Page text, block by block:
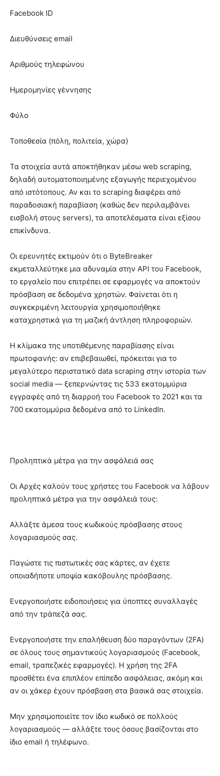
Facebook ID
Διευθύνσεις email
Αριθμούς τηλεφώνου
Ημερομηνίες γέννησης
Φύλο
Τοποθεσία (πόλη, πολιτεία, χώρα)
Τα στοιχεία αυτά αποκτήθηκαν μέσω web scraping,
δηλαδή αυτοματοποιημένης εξαγωγής περιεχομένου
από ιστότοπους. Αν και το scraping διαφέρει από
παραδοσιακή παραβίαση (καθώς δεν περιλαμβάνει
εισβολή στους servers), τα αποτελέσματα είναι εξίσου
επικίνδυνα.
Οι ερευνητές εκτιμούν ότι ο ByteBreaker
εκμεταλλεύτηκε μια αδυναμία στην API του Facebook,
το εργαλείο που επιτρέπει σε εφαρμογές να αποκτούν
πρόσβαση σε δεδομένα χρηστών. Φαίνεται ότι η
συγκεκριμένη λειτουργία χρησιμοποιήθηκε
καταχρηστικά για τη μαζική άντληση πληροφοριών.
Η κλίμακα της υποτιθέμενης παραβίασης είναι
πρωτοφανής: αν επιβεβαιωθεί, πρόκειται για το
μεγαλύτερο περιστατικό data scraping στην ιστορία των
social media — ξεπερνώντας τις 533 εκατομμύρια
εγγραφές από τη διαρροή του Facebook το 2021 και τα
700 εκατομμύρια δεδομένα από το LinkedIn.
Προληπτικά μέτρα για την ασφάλειά σας
Οι Αρχές καλούν τους χρήστες του Facebook να λάβουν
προληπτικά μέτρα για την ασφάλειά τους:
Αλλάξτε άμεσα τους κωδικούς πρόσβασης στους
λογαριασμούς σας.
Παγώστε τις πιστωτικές σας κάρτες, αν έχετε
οποιαδήποτε υποψία κακόβουλης πρόσβασης.
Ενεργοποιήστε ειδοποιήσεις για ύποπτες συναλλαγές
από την τράπεζά σας.
Ενεργοποιήστε την επαλήθευση δύο παραγόντων (2FA)
σε όλους τους σημαντικούς λογαριασμούς (Facebook,
email, τραπεζικές εφαρμογές). Η χρήση της 2FA
προσθέτει ένα επιπλέον επίπεδο ασφάλειας, ακόμη και
αν οι χάκερ έχουν πρόσβαση στα βασικά σας στοιχεία.
Μην χρησιμοποιείτε τον ίδιο κωδικό σε πολλούς
λογαριασμούς — αλλάξτε τους όσους βασίζονται στο
ίδιο email ή τηλέφωνο.